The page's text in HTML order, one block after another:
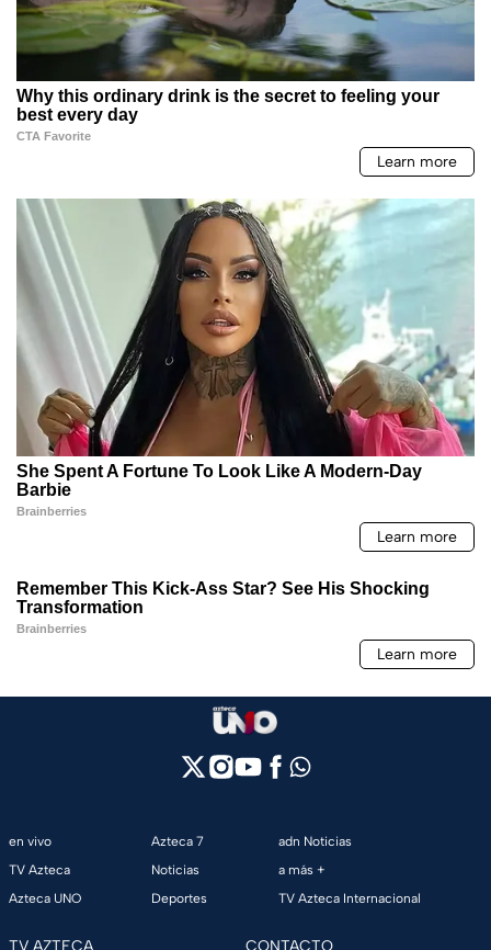
en vivo
TV Azteca
Azteca UNO
Azteca 7
Noticias
Deportes
adn Noticias
a más +
TV Azteca Internacional